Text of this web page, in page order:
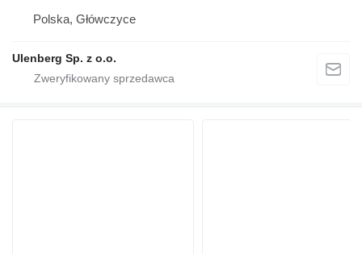
Polska, Główczyce
Ulenberg Sp. z o.o.